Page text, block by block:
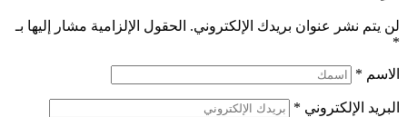
لن يتم نشر عنوان بريدك الإلكتروني. الحقول الإلزامية مشار إليها بـ
*
الاسم *
البريد الإلكتروني *